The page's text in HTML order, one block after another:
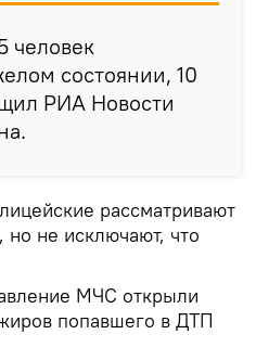
человек
состоянии, 10
РИА Новости
рассматривают
но не исключают, что
МЧС открыли
попавшего в ДТП